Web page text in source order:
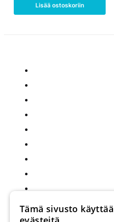
Lisää ostoskoriin
Tämä sivusto käyttää